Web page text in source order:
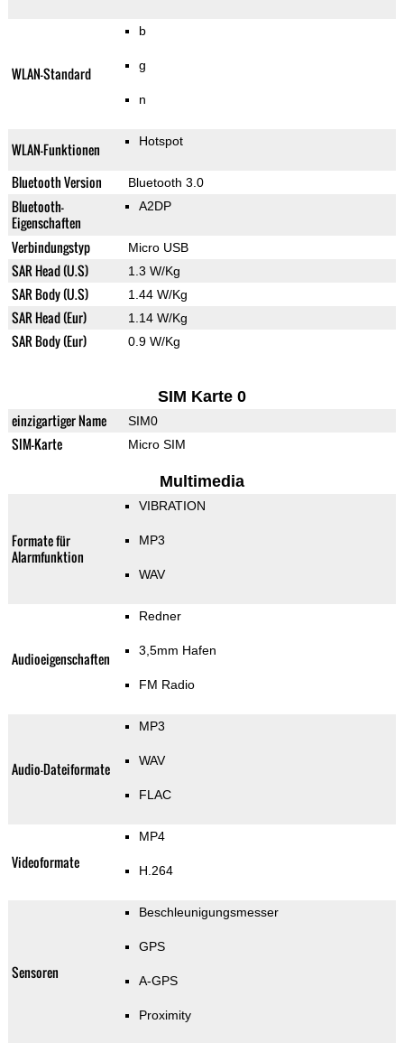
WLAN-Standard
b
g
n
WLAN-Funktionen Hotspot
Bluetooth Version Bluetooth 3.0
Bluetooth-
Eigenschaften
A2DP
Verbindungstyp Micro USB
SAR Head (U.S) 1.3 W/Kg
SAR Body (U.S) 1.44 W/Kg
SAR Head (Eur) 1.14 W/Kg
SAR Body (Eur) 0.9 W/Kg
SIM Karte 0
einzigartiger Name SIM0
SIM-Karte Micro SIM
Multimedia
Formate für
Alarmfunktion
VIBRATION
MP3
WAV
Audioeigenschaften
Redner
3,5mm Hafen
FM Radio
Audio-Dateiformate
MP3
WAV
FLAC
Videoformate
MP4
H.264
Sensoren
Beschleunigungsmesser
GPS
A-GPS
Proximity